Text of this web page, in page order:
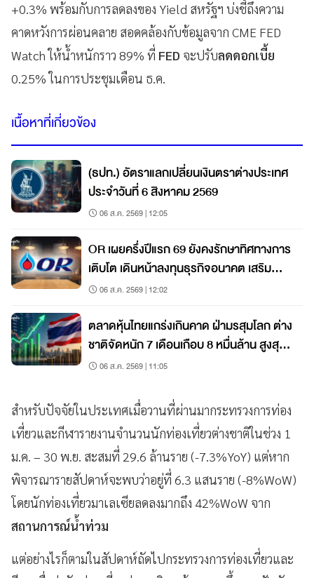
+0.3% พร้อมกับการลดลงของ Yield สหรัฐฯ บ่งชี้ถึงความ
คาดหวังการผ่อนคลาย สอดคล้องกับข้อมูลจาก CME FED
Watch ให้น้ำหนักราว 89% ที่ FED จะปรับลดดอกเบี้ย
0.25% ในการประชุมเดือน ธ.ค.
เนื้อหาที่เกี่ยวข้อง
(ธปท.) อัตราแลกเปลี่ยนเงินตราต่างประเทศ
ประจำวันที่ 6 สิงหาคม 2569
06 ส.ค. 2569 | 12:05
OR เผยครึ่งปีแรก 69 ยังคงรักษาทิศทางการ
เติบโต เดินหน้าลงทุนธุรกิจอนาคต เสริม
เติบโตระยะยาว
06 ส.ค. 2569 | 12:02
ตลาดหุ้นไทยแกร่งเกินคาด ฝ่ามรสุมโลก ต่าง
ชาติจัดหนัก 7 เดือนเกือบ 8 หมื่นล้าน สูงสุด
ในภูมิภาค
06 ส.ค. 2569 | 11:05
สำหรับปัจจัยในประเทศเมื่อวานที่ผ่านมากระทรวงการท่อง
เที่ยวและกีฬารายงานจำนวนนักท่องเที่ยวต่างชาติในช่วง 1
ม.ค. – 30 พ.ย. สะสมที่ 29.6 ล้านราย (-7.3%YoY) แต่หาก
พิจารณารายสัปดาห์จะพบว่าอยู่ที่ 6.3 แสนราย (-8%WoW)
โดยนักท่องเที่ยวมาเลเซียลดลงมากถึง 42%WoW จาก
สถานการณ์น้ำท่วม
แต่อย่างไรก็ตามในสัปดาห์ถัดไปกระทรวงการท่องเที่ยวและ